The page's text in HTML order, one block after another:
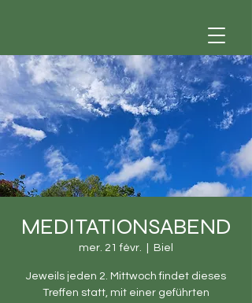
MEDITATIONSABEND
mer. 21 févr. Biel
Jeweils jeden 2. Mittwoch findet dieses
Treffen statt, mit einer geführten